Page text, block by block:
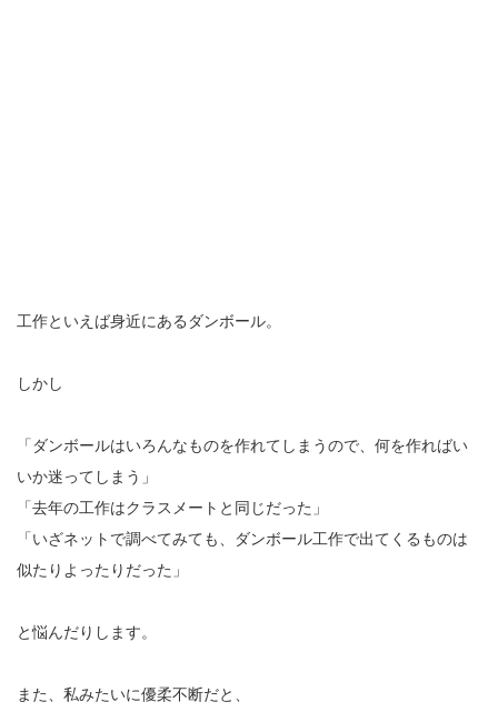
工作といえば身近にあるダンボール。
しかし
「ダンボールはいろんなものを作れてしまうので、何を作ればい
いか迷ってしまう」
「去年の工作はクラスメートと同じだった」
「いざネットで調べてみても、ダンボール工作で出てくるものは
似たりよったりだった」
と悩んだりします。
また、私みたいに優柔不断だと、